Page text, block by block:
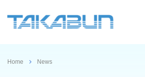
Home News